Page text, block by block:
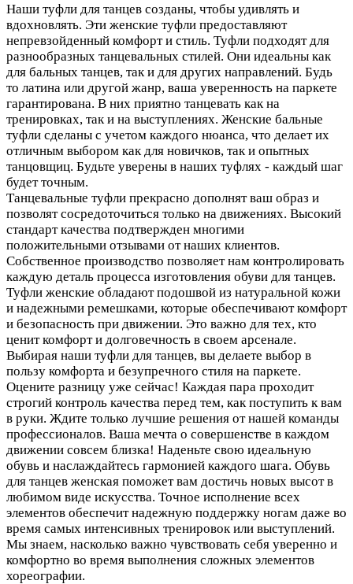
Наши туфли для танцев созданы, чтобы удивлять и
вдохновлять. Эти женские туфли предоставляют
непревзойденный комфорт и стиль. Туфли подходят для
разнообразных танцевальных стилей. Они идеальны как
для бальных танцев, так и для других направлений. Будь
то латина или другой жанр, ваша уверенность на паркете
гарантирована. В них приятно танцевать как на
тренировках, так и на выступлениях. Женские бальные
туфли сделаны с учетом каждого нюанса, что делает их
отличным выбором как для новичков, так и опытных
танцовщиц. Будьте уверены в наших туфлях - каждый шаг
будет точным.
Танцевальные туфли прекрасно дополнят ваш образ и
позволят сосредоточиться только на движениях. Высокий
стандарт качества подтвержден многими
положительными отзывами от наших клиентов.
Собственное производство позволяет нам контролировать
каждую деталь процесса изготовления обуви для танцев.
Туфли женские обладают подошвой из натуральной кожи
и надежными ремешками, которые обеспечивают комфорт
и безопасность при движении. Это важно для тех, кто
ценит комфорт и долговечность в своем арсенале.
Выбирая наши туфли для танцев, вы делаете выбор в
пользу комфорта и безупречного стиля на паркете.
Оцените разницу уже сейчас! Каждая пара проходит
строгий контроль качества перед тем, как поступить к вам
в руки. Ждите только лучшие решения от нашей команды
профессионалов. Ваша мечта о совершенстве в каждом
движении совсем близка! Наденьте свою идеальную
обувь и наслаждайтесь гармонией каждого шага. Обувь
для танцев женская поможет вам достичь новых высот в
любимом виде искусства. Точное исполнение всех
элементов обеспечит надежную поддержку ногам даже во
время самых интенсивных тренировок или выступлений.
Мы знаем, насколько важно чувствовать себя уверенно и
комфортно во время выполнения сложных элементов
хореографии.